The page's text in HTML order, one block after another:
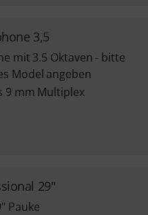
3,5
mit 3.5 Oktaven - bitte
Model angeben
9 mm Multiplex
29"
Pauke